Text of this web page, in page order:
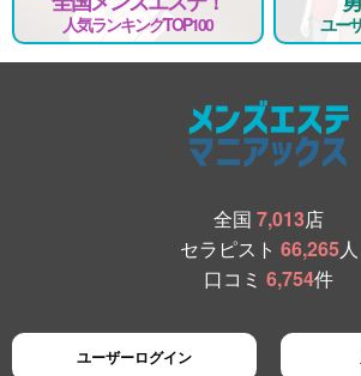
人気ランキングTOP100 ユー
全国 7,013店
セラピスト 66,265人
口コミ 6,754件
ユーザーログイン